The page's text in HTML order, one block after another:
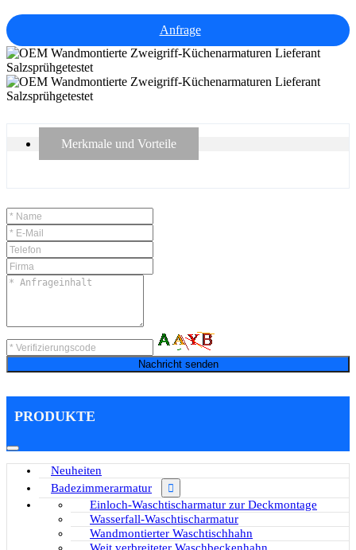
Anfrage
Merkmale und Vorteile
Nachricht senden
PRODUKTE
Neuheiten
Badezimmerarmatur
Einloch-Waschtischarmatur zur Deckmontage
Wasserfall-Waschtischarmatur
Wandmontierter Waschtischhahn